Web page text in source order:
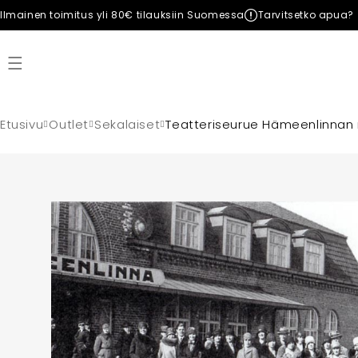
Ilmainen toimitus yli 80€ tilauksiin Suomessa Tarvitsetko apua?
Etusivu Outlet Sekalaiset Teatteriseurue Hämeenlinnan